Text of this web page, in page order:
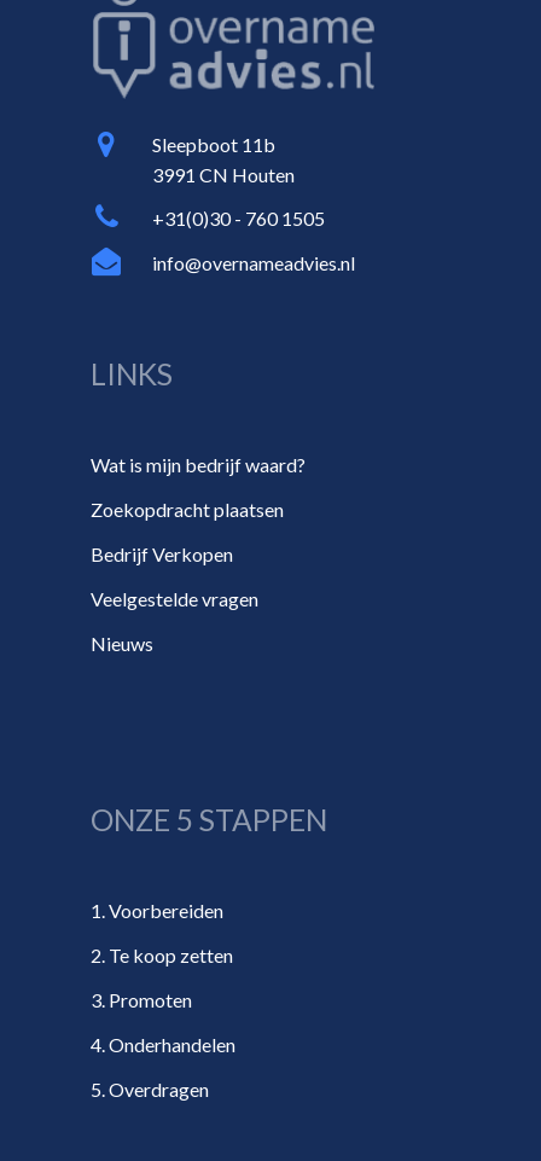
Sleepboot 11b
3991 CN Houten
+31(0)30 - 760 1505
info@overnameadvies.nl
LINKS
Wat is mijn bedrijf waard?
Zoekopdracht plaatsen
Bedrijf Verkopen
Veelgestelde vragen
Nieuws
ONZE 5 STAPPEN
1. Voorbereiden
2. Te koop zetten
3. Promoten
4. Onderhandelen
5. Overdragen